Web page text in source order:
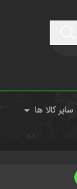
سایر کالا ها